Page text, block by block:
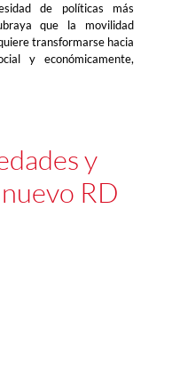
de políticas más
que la movilidad
transformarse hacia
y económicamente,
y
RD